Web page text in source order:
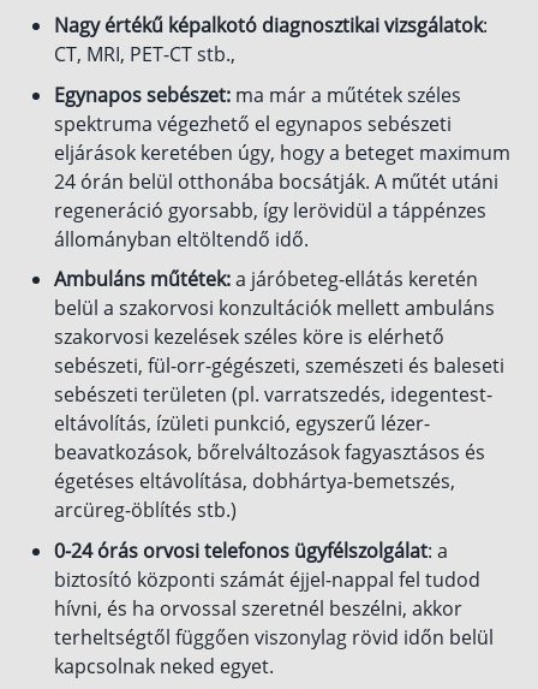
Nagy értékű képalkotó diagnosztikai vizsgálatok:
CT, MRI, PET-CT stb.,
Egynapos sebészet: ma már a műtétek széles
spektruma végezhető el egynapos sebészeti
eljárások keretében úgy, hogy a beteget maximum
24 órán belül otthonába bocsátják. A műtét utáni
regeneráció gyorsabb, így lerövidül a táppénzes
állományban eltöltendő idő.
Ambuláns műtétek:a járóbeteg-ellátás keretén
belül a szakorvosi konzultációk mellett ambuláns
szakorvosi kezelések széles köre is elérhető
sebészeti, fül-orr-gégészeti, szemészeti és baleseti
sebészeti területen (pl. varratszedés, idegentest-
eltávolítás, ízületi punkció, egyszerű lézer-
beavatkozások, bőrelváltozások fagyasztásos és
égetéses eltávolítása, dobhártya-bemetszés,
arcüreg-öblítés stb.)
0-24 órás orvosi telefonos ügyfélszolgálat: a
biztosító központi számát éjjel-nappal fel tudod
hívni, és ha orvossal szeretnél beszélni, akkor
terheltségtől függően viszonylag rövid időn belül
kapcsolnak neked egyet.